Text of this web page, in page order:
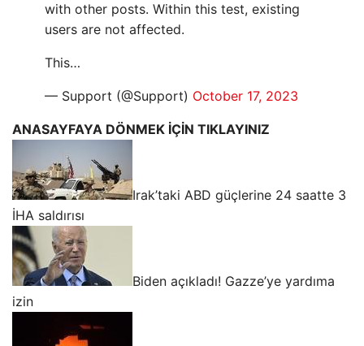
with other posts. Within this test, existing
users are not affected.
This…
— Support (@Support) October 17, 2023
ANASAYFAYA DÖNMEK İÇİN TIKLAYINIZ
Irak’taki ABD güçlerine 24 saatte 3
İHA saldırısı
Biden açıkladı! Gazze’ye yardıma
izin